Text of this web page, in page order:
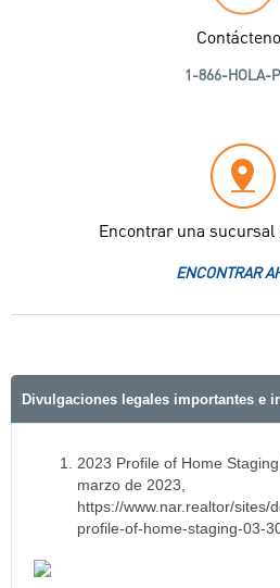
1-866-HOLA-
Encontrar una sucursal
ENCONTRAR
Divulgaciones legales importantes e
2023 Profile of Home
marzo de 2023,
https://www.nar.realtor/sites/
profile-of-home-staging-03-